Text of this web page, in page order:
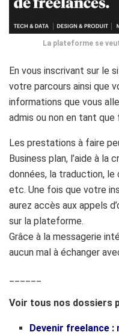
La plateforme se
En vous inscrivant sur le
votre parcours ainsi que
informations que vous
admis ou non en tant
Les prestations à faire
Business plan, l’aide à la
données, la traduction, le
etc. Une fois que votre
aurez accès aux appels
sur la plateforme.
Grâce à la messagerie
aucun mal à échanger
Voir tous nos dossiers
Devenir freelance